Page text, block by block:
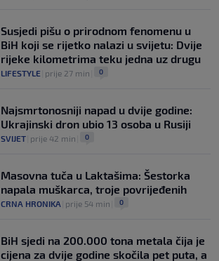
Susjedi pišu o prirodnom fenomenu u
BiH koji se rijetko nalazi u svijetu: Dvije
rijeke kilometrima teku jedna uz drugu
LIFESTYLE prije 27 min 0
Najsmrtonosniji napad u dvije godine:
Ukrajinski dron ubio 13 osoba u Rusiji
SVIJET prije 42 min 0
Masovna tuča u Laktašima: Šestorka
napala muškarca, troje povrijeđenih
CRNA HRONIKA prije 54 min 0
BiH sjedi na 200.000 tona metala čija je
cijena za dvije godine skočila pet puta, a